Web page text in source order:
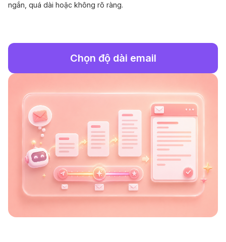
ngắn, quá dài hoặc không rõ ràng.
Chọn độ dài email